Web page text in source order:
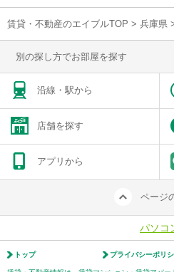
賃貸・不動産のエイブルTOP > 兵庫県
別の探し方でお部屋を探す
沿線・駅から
店舗を探す
アプリから
ページ
パソコ
トップ プライバシーポリ